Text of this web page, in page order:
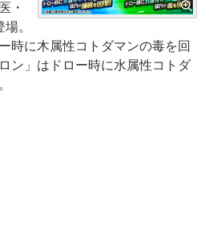
・
。
時に木属性コトダマンの毒を回
ン」はドロー時に水属性コトダ